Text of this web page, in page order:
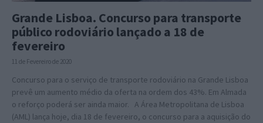
Grande Lisboa. Concurso para transporte
público rodoviário lançado a 18 de
fevereiro
11 de Fevereiro de 2020
Concurso para o serviço de transporte rodoviário na Grande Lisboa
prevê um aumento médio da oferta na ordem dos 43%. Em Almada
o reforço poderá ser ainda maior. A Área Metropolitana de Lisboa
(AML) lança hoje, dia 18 de fevereiro, o concurso para a aquisição do